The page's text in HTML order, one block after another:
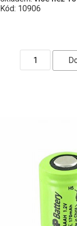
Kód: 10906